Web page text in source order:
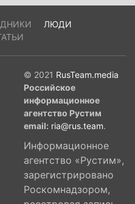
ЛЮДИ
© 2021 RusTeam.media
Российское
информационное
агентство Рустим
email: ria@rus.team.
Информационное
агентство «Рустим»,
зарегистрировано
Роскомнадзором,